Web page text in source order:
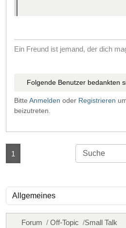
Ein Freund ist jemand, der dich
Folgende Benutzer bedankten
Bitte Anmelden oder Registrieren
beizutreten.
1
Forum Off-Topic
Small Talk